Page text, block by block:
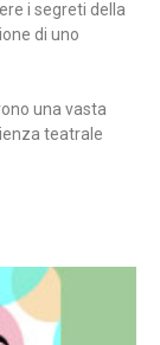
i segreti della
di uno
una vasta
teatrale